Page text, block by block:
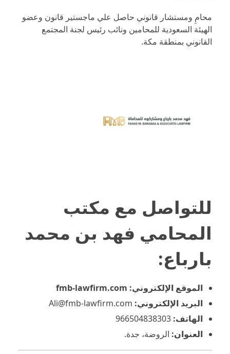
محامِ ومستشار قانوني حاصل علي ماجستير قانون وعضو
الهيئة السعودية للمحامين ونائب رئيس لجنة المجتمع
القانوني بمنطقة مكة.
للتواصل مع مكتب
المحامي فهد بن محمد
بارباع:
الموقع الإلكتروني: fmb-lawfirm.com
البريد الإلكتروني: Ali@fmb-lawfirm.com
الهاتف:
العنوان: الروضة، جدة.